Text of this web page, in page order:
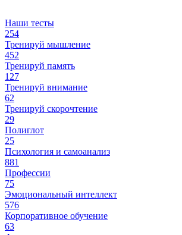
Наши тесты
254
Тренируй мышление
452
Тренируй память
127
Тренируй внимание
62
Тренируй скорочтение
29
Полиглот
25
Психология и самоанализ
881
Профессии
75
Эмоциональный интеллект
576
Корпоративное обучение
63